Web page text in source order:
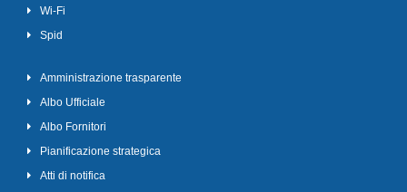
Wi-Fi
Spid
Amministrazione trasparente
Albo Ufficiale
Albo Fornitori
Pianificazione strategica
Atti di notifica